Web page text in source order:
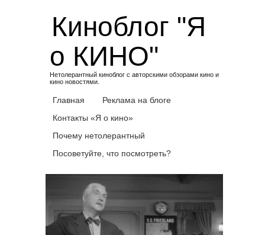
Киноблог "Я
о КИНО"
Нетолерантный киноблог с авторскими обзорами кино и
кино новостями.
Главная
Реклама на блоге
Контакты «Я о кино»
Почему нетолерантный
Посоветуйте, что посмотреть?